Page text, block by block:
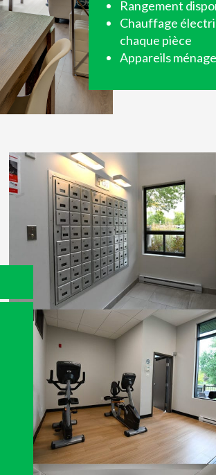
Rangement
Chauffage
chaque pièce
Appareils